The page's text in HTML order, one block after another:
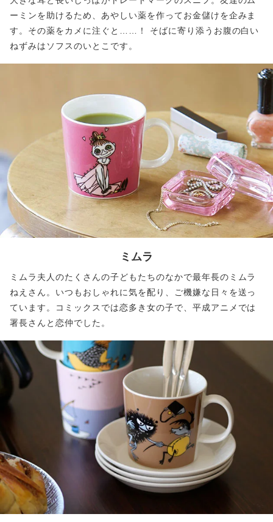
ーミンを助けるため、あやしい薬を作ってお金儲けを企みま
す。その薬をカメに注ぐと……！ そばに寄り添うお腹の白い
ねずみはソフスのいとこです。
ミムラ
ミムラ夫人のたくさんの子どもたちのなかで最年長のミムラ
ねえさん。いつもおしゃれに気を配り、ご機嫌な日々を送っ
ています。コミックスでは恋多き女の子で、平成アニメでは
署長さんと恋仲でした。